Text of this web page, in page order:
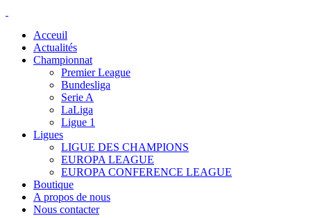
Acceuil
Actualités
Championnat
Premier League
Bundesliga
Serie A
LaLiga
Ligue 1
Ligues
LIGUE DES CHAMPIONS
EUROPA LEAGUE
EUROPA CONFERENCE LEAGUE
Boutique
A propos de nous
Nous contacter